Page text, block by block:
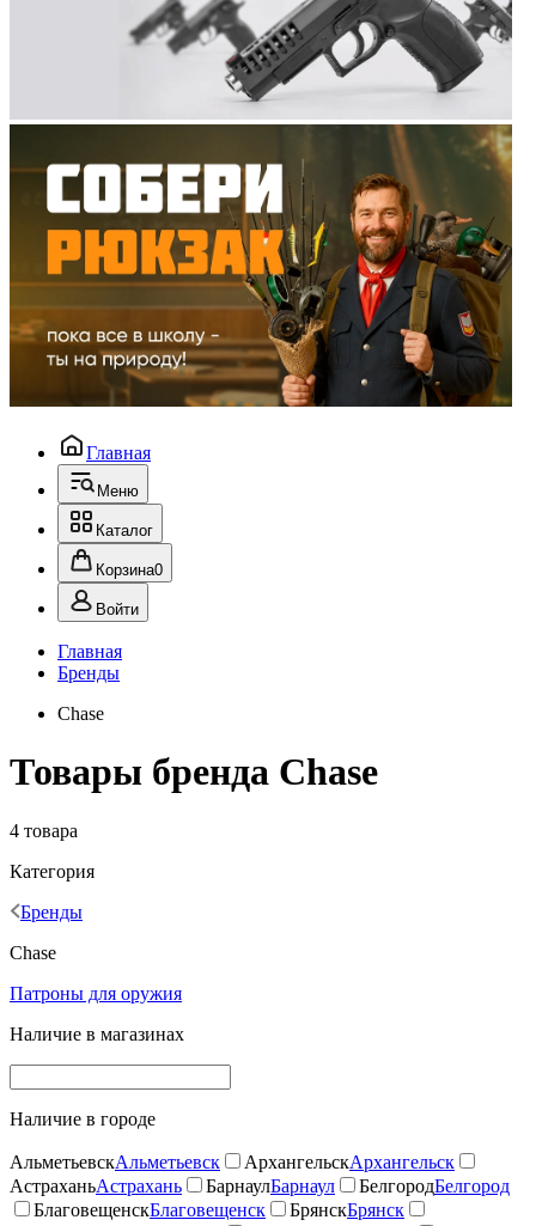
Главная
Меню
Каталог
Корзина0
Войти
Главная
Бренды
Chase
Товары бренда Chase
4 товара
Категория
Бренды
Chase
Патроны для оружия
Наличие в магазинах
Наличие в городе
АльметьевскАльметьевск АрхангельскАрхангельск
АстраханьАстрахань БарнаулБарнаул БелгородБелгород
БлаговещенскБлаговещенск БрянскБрянск